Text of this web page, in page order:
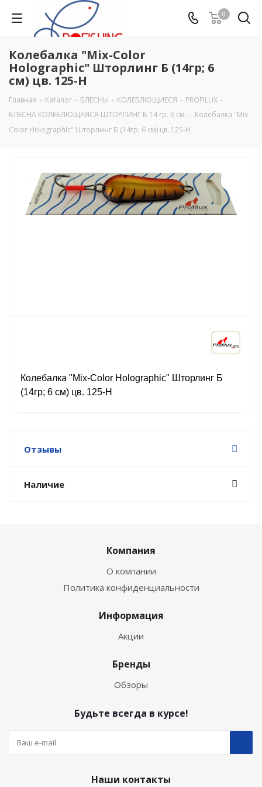
0
Колебалка "Mix-Color
Holographic" Шторлинг Б (14гр; 6
см) цв. 125-H
Главная - Каталог - БЛЁСНЫ - КОЛЕБЛЮЩИЕСЯ - PROFILUX -
БЛЕСНА КОЛЕБЛЮЩАЯСЯ ШТОРЛИНГ Б 14 гр. 6 см. - Колебалка "Mix-
Color Holographic" Шторлинг Б (14гр; 6 см) цв. 125-H
Колебалка "Mix-Color Holographic" Шторлинг Б
(14гр; 6 см) цв. 125-H
Отзывы
Наличие
Компания
О компании
Политика конфиденциальности
Информация
Акции
Бренды
Обзоры
Будьте всегда в курсе!
Наши контакты